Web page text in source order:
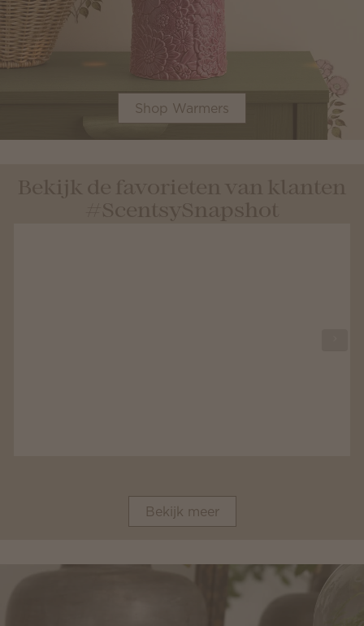
Shop Warmers
Bekijk meer